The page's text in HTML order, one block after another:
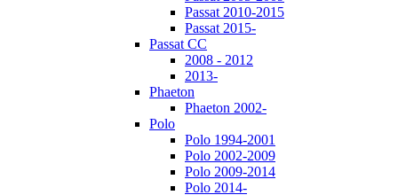
Passat 2010-2015
Passat 2015-
Passat CC
2008 - 2012
2013-
Phaeton
Phaeton 2002-
Polo
Polo 1994-2001
Polo 2002-2009
Polo 2009-2014
Polo 2014-